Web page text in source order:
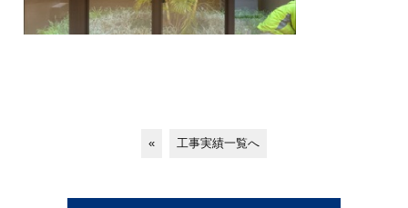
« 工事実績一覧へ